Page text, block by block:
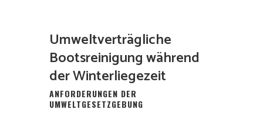
Umweltverträgliche
Bootsreinigung während
der Winterliegezeit
ANFORDERUNGEN DER
UMWELTGESETZGEBUNG